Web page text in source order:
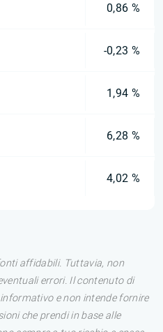
0,86 %
-0,23 %
1,94 %
6,28 %
4,02 %
affidabili. Tuttavia, non
errori. Il contenuto di
e non intende fornire
che prendi in base alle